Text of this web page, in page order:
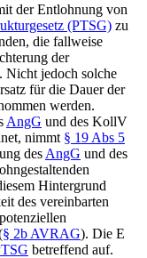
der Entlohnung von
(PTSG) zu
die fallweise
der
Nicht jedoch solche
für die Dauer der
werden.
AngG und des KollV
nimmt § 19 Abs 5
des AngG und des
Hintergrund
des vereinbarten
§ 2b AVRAG). Die E
betreffend auf.